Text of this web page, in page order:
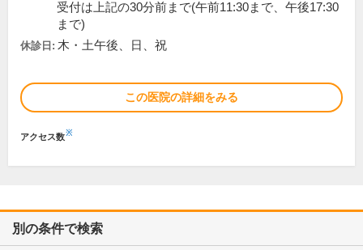
受付は上記の30分前まで(午前11:30まで、午後17:30
まで)
休診日: 木・土午後、日、祝
この医院の詳細をみる
アクセス数※
別の条件で検索